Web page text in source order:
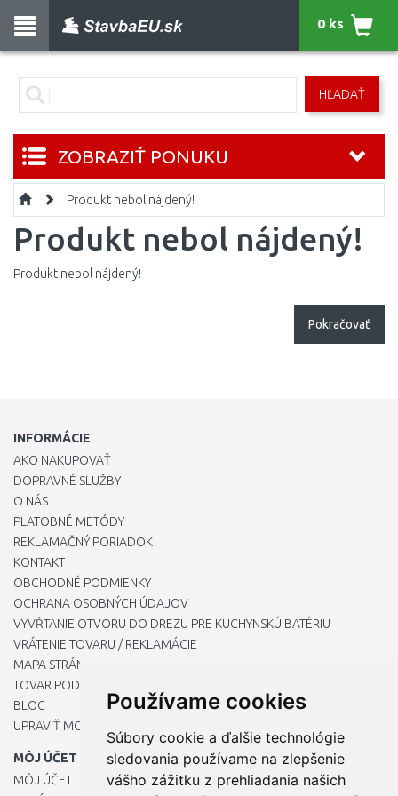
Používame cookies
Súbory cookie a ďalšie technológie
sledovania používame na zlepšenie
vášho zážitku z prehliadania našich
HĽADAŤ
0 ks
ZOBRAZIŤ PONUKU
Produkt nebol nájdený!
Produkt nebol nájdený!
Produkt nebol nájdený!
Pokračovať
INFORMÁCIE
AKO NAKUPOVAŤ
DOPRAVNÉ SLUŽBY
O NÁS
PLATOBNÉ METÓDY
REKLAMAČNÝ PORIADOK
KONTAKT
OBCHODNÉ PODMIENKY
OCHRANA OSOBNÝCH ÚDAJOV
VYVŔTANIE OTVORU DO DREZU PRE KUCHYNSKÚ BATÉRIU
VRÁTENIE TOVARU / REKLAMÁCIE
MAPA STRÁNOK
TOVAR PODĽA ZNAČIEK
BLOG
UPRAVIŤ MOJE PREDVOĽBY COOKIES
MÔJ ÚČET
MÔJ ÚČET